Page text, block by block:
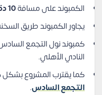
الكمبوند على مسافة10 دقائق
يجاور الكمبوند طريق
كمبوند نول التجمع
النادي الأهلي.
كما يقترب المشروع بشكل
التجمع السادس.